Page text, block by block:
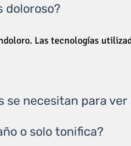
doloroso?
Las tecnologías
se necesitan para
o solo tonifica?